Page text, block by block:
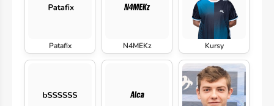
Patafix N4MEKz Kursy